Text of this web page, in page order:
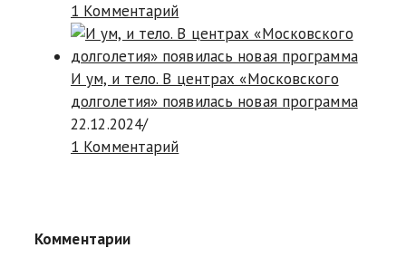
1 Комментарий
И ум, и тело. В центрах «Московского
долголетия» появилась новая программа
22.12.2024/
1 Комментарий
Комментарии